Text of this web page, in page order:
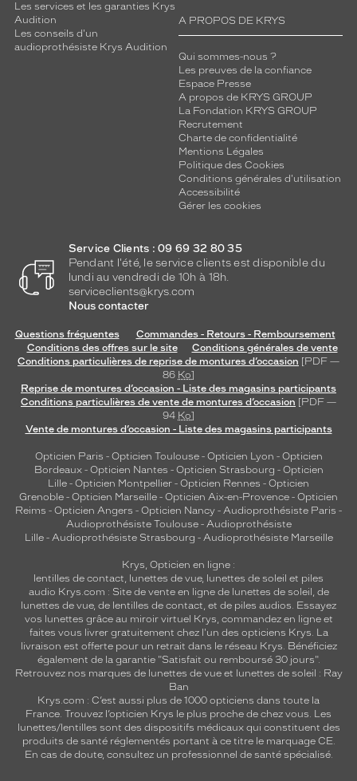
Les services et les garanties Krys
Audition
Les conseils d'un
audioprothésiste Krys Audition
A PROPOS DE KRYS
Qui sommes-nous ?
Les preuves de la confiance
Espace Presse
A propos de KRYS GROUP
La Fondation KRYS GROUP
Recrutement
Charte de confidentialité
Mentions Légales
Politique des Cookies
Conditions générales d'utilisation
Accessibilité
Gérer les cookies
Service Clients : 09 69 32 80 35
Pendant l'été, le service clients est disponible du
lundi au vendredi de 10h à 18h.
serviceclients@krys.com
Nous contacter
Questions fréquentes
Commandes - Retours - Remboursement
Conditions des offres sur le site
Conditions générales de vente
Conditions particulières de reprise de montures d’occasion [PDF —
86 Ko]
Reprise de montures d’occasion - Liste des magasins participants
Conditions particulières de vente de montures d’occasion [PDF —
94 Ko]
Vente de montures d’occasion - Liste des magasins participants
Opticien Paris - Opticien Toulouse- Opticien Lyon - Opticien
Bordeaux- Opticien Nantes - Opticien Strasbourg - Opticien
Lille - Opticien Montpellier - Opticien Rennes - Opticien
Grenoble - Opticien Marseille - Opticien Aix-en-Provence - Opticien
Reims - Opticien Angers - Opticien Nancy - Audioprothésiste Paris -
Audioprothésiste Toulouse- Audioprothésiste
Lille- Audioprothésiste Strasbourg - Audioprothésiste Marseille
Krys, Opticien en ligne :
lentilles de contact, lunettes de vue, lunettes de soleil et piles
audio Krys.com : Site de vente en ligne de lunettes de soleil, de
lunettes de vue, de lentilles de contact, et de piles audios. Essayez
vos lunettes grâce au miroir virtuel Krys, commandez en ligne et
faites vous livrer gratuitement chez l'un des opticiens Krys. La
livraison est offerte pour un retrait dans le réseau Krys. Bénéficiez
également de la garantie "Satisfait ou remboursé 30 jours".
Retrouvez nos marques de lunettes de vue et lunettes de soleil : Ray
Ban
Krys.com : C’est aussi plus de 1000 opticiens dans toute la
France. Trouvez l’opticien Krys le plus proche de chez vous. Les
lunettes/lentilles sont des dispositifs médicaux qui constituent des
produits de santé réglementés portant à ce titre le marquage CE.
En cas de doute, consultez un professionnel de santé spécialisé.